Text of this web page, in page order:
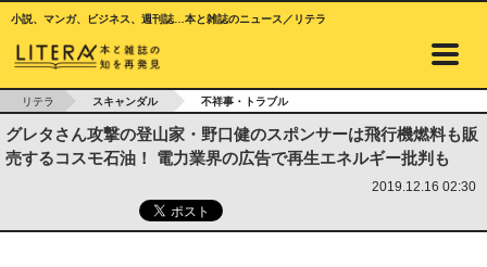
小説、マンガ、ビジネス、週刊誌…本と雑誌のニュース／リテラ
リテラ スキャンダル 不祥事・トラブル
グレタさん攻撃の登山家・野口健のスポンサーは飛行機燃料も販
売するコスモ石油！ 電力業界の広告で再生エネルギー批判も
2019.12.16 02:30